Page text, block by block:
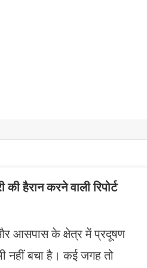
हैरान करने वाली रिपोर्ट
आसपास के क्षेत्र में प्रदूषण
नहीं बचा है। कई जगह तो